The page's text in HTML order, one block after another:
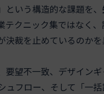
という構造的な課題を、
クニック集ではなく
裁を止めているのかを
望不一致、デザイン
ュフロー、そして「一